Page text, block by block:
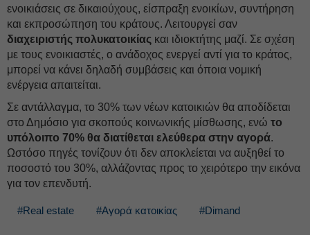
ενοικιάσεις σε δικαιούχους, είσπραξη ενοικίων, συντήρηση
και εκπροσώπηση του κράτους. Λειτουργεί σαν
διαχειριστής πολυκατοικίας και ιδιοκτήτης μαζί. Σε σχέση
με τους ενοικιαστές, ο ανάδοχος ενεργεί αντί για το κράτος,
μπορεί να κάνει δηλαδή συμβάσεις και όποια νομική
ενέργεια απαιτείται.
Σε αντάλλαγμα, το 30% των νέων κατοικιών θα αποδίδεται
στο Δημόσιο για σκοπούς κοινωνικής μίσθωσης, ενώ το
υπόλοιπο 70% θα διατίθεται ελεύθερα στην αγορά.
Ωστόσο πηγές τονίζουν ότι δεν αποκλείεται να αυξηθεί το
ποσοστό του 30%, αλλάζοντας προς το χειρότερο την εικόνα
για τον επενδυτή.
#Real estate #Αγορά κατοικίας #Dimand